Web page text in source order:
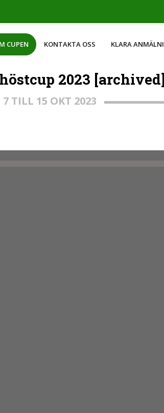
CUPEN KONTAKTA OSS KLARA
2023 [archived]
7 TILL 15 OKT 2023